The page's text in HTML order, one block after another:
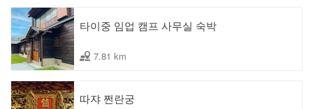
타이중 임업 캠프 사무실 숙박
7.81 km
따쟈 쩐란궁